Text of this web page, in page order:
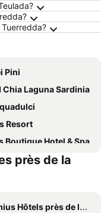
Pini
Chia Laguna Sardinia
Resort
Boutique Hotel & Spa
Hotel
près de la
Hôtels près de la plage